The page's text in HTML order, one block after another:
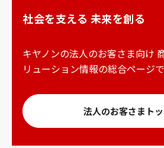
社会を支える 未来を創る
キヤノンの法人のお客さま向け
リューション情報の総合ページで
法人のお客さまト